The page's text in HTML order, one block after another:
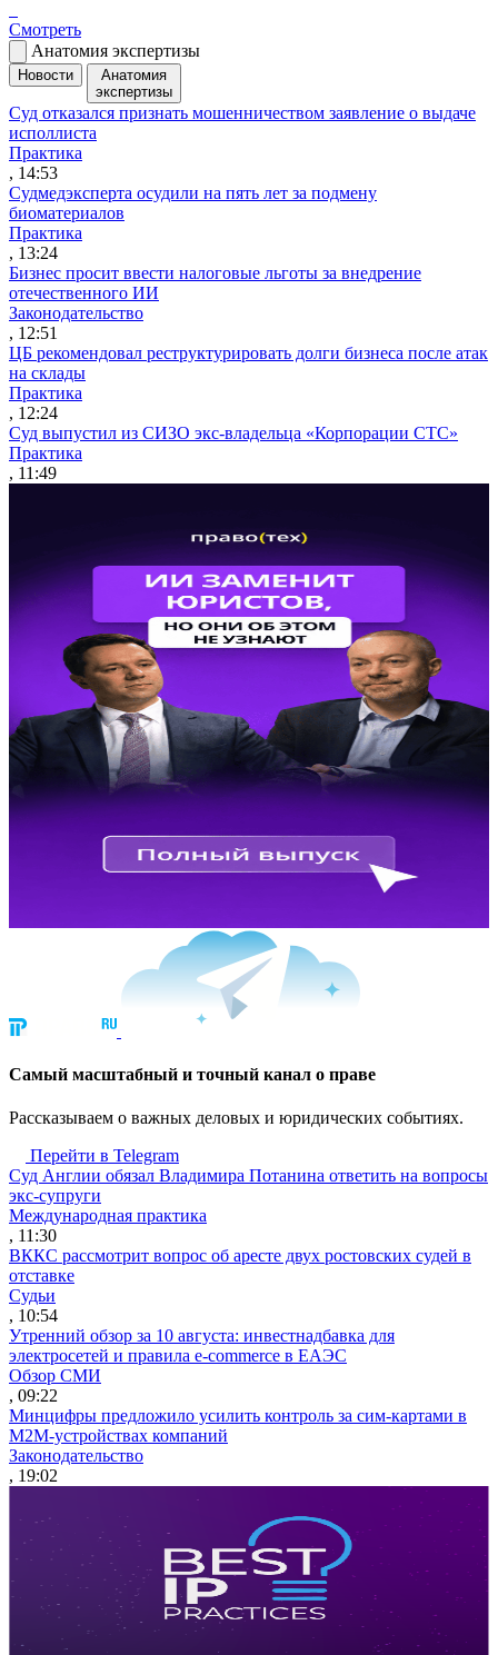
Смотреть
Анатомия экспертизы
Новости
Анатомия
экспертизы
Суд отказался признать мошенничеством заявление о выдаче
исполлиста
Практика
, 14:53
Судмедэксперта осудили на пять лет за подмену
биоматериалов
Практика
, 13:24
Бизнес просит ввести налоговые льготы за внедрение
отечественного ИИ
Законодательство
, 12:51
ЦБ рекомендовал реструктурировать долги бизнеса после атак
на склады
Практика
, 12:24
Суд выпустил из СИЗО экс-владельца «Корпорации СТС»
Практика
, 11:49
Cамый масштабный и точный канал о праве
Рассказываем о важных деловых и юридических событиях.
Перейти в Telegram
Суд Англии обязал Владимира Потанина ответить на вопросы
экс-супруги
Международная практика
, 11:30
ВККС рассмотрит вопрос об аресте двух ростовских судей в
отставке
Судьи
, 10:54
Утренний обзор за 10 августа: инвестнадбавка для
электросетей и правила e-commerce в ЕАЭС
Обзор СМИ
, 09:22
Минцифры предложило усилить контроль за сим-картами в
M2M-устройствах компаний
Законодательство
, 19:02